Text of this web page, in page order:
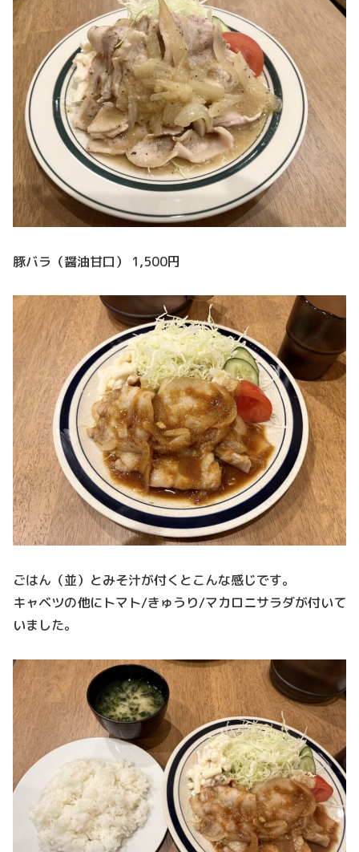
豚バラ（醤油甘口） 1,500円
ごはん（並）とみそ汁が付くとこんな感じです。
キャベツの他にトマト/きゅうり/マカロニサラダが付いて
いました。